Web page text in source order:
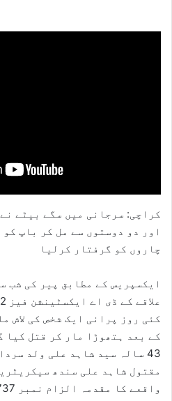
کراچی: سرجانی میں سگے بیٹے
اور دو دوستوں سے مل کر باپ
چاروں کو گرفتار کرلیا
ایکسپریس کے مطابق پیر کی شب
کئی روز پرانی ایک شخص کی لاش
کے بعد ہتھوڑا مار کر قتل کیا
43 سالہ سید شاہد علی ولد
مقتول شاہد علی سندھ